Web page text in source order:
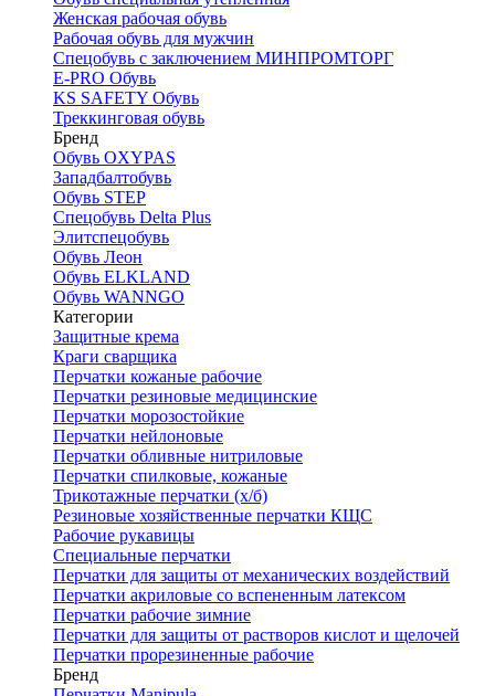
Женская рабочая обувь
Рабочая обувь для мужчин
Спецобувь с заключением МИНПРОМТОРГ
E-PRO Обувь
KS SAFETY Обувь
Треккинговая обувь
Бренд
Обувь OXYPAS
Западбалтобувь
Обувь STEP
Спецобувь Delta Plus
Элитспецобувь
Обувь Леон
Обувь ELKLAND
Обувь WANNGO
Категории
Защитные крема
Краги сварщика
Перчатки кожаные рабочие
Перчатки резиновые медицинские
Перчатки морозостойкие
Перчатки нейлоновые
Перчатки обливные нитриловые
Перчатки спилковые, кожаные
Трикотажные перчатки (х/б)
Резиновые хозяйственные перчатки КЩС
Рабочие рукавицы
Специальные перчатки
Перчатки для защиты от механических воздействий
Перчатки акриловые со вспененным латексом
Перчатки рабочие зимние
Перчатки для защиты от растворов кислот и щелочей
Перчатки прорезиненные рабочие
Бренд